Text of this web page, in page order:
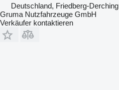
Deutschland, Friedberg-Derching
Gruma Nutzfahrzeuge GmbH
Verkäufer kontaktieren